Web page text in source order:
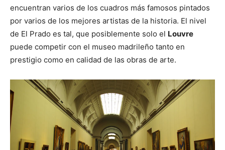
encuentran varios de los cuadros más famosos pintados
por varios de los mejores artistas de la historia. El nivel
de El Prado es tal, que posiblemente solo el Louvre
puede competir con el museo madrileño tanto en
prestigio como en calidad de las obras de arte.